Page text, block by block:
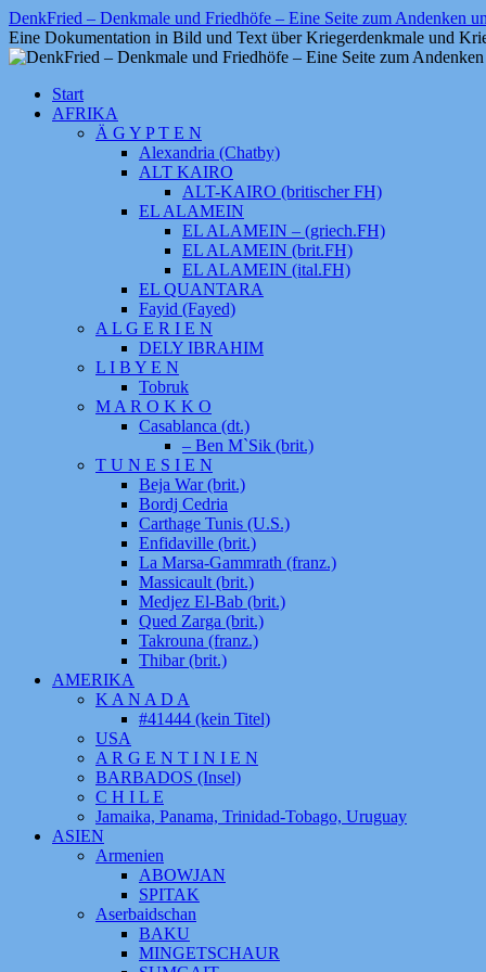
Zum
Inhalt
springen
DenkFried – Denkmale und Friedhöfe – Eine Seite zum Andenken
Eine Dokumentation in Bild und Text über Kriegerdenkmale und
Start
AFRIKA
Ä G Y P T E N
Alexandria (Chatby)
ALT KAIRO
ALT-KAIRO (britischer FH)
EL ALAMEIN
EL ALAMEIN – (griech.FH)
EL ALAMEIN (brit.FH)
EL ALAMEIN (ital.FH)
EL QUANTARA
Fayid (Fayed)
A L G E R I E N
DELY IBRAHIM
L I B Y E N
Tobruk
M A R O K K O
Casablanca (dt.)
– Ben M`Sik (brit.)
T U N E S I E N
Beja War (brit.)
Bordj Cedria
Carthage Tunis (U.S.)
Enfidaville (brit.)
La Marsa-Gammrath (franz.)
Massicault (brit.)
Medjez El-Bab (brit.)
Qued Zarga (brit.)
Takrouna (franz.)
Thibar (brit.)
AMERIKA
K A N A D A
#41444 (kein Titel)
USA
A R G E N T I N I E N
BARBADOS (Insel)
C H I L E
Jamaika, Panama, Trinidad-Tobago, Uruguay
ASIEN
Armenien
ABOWJAN
SPITAK
Aserbaidschan
BAKU
MINGETSCHAUR